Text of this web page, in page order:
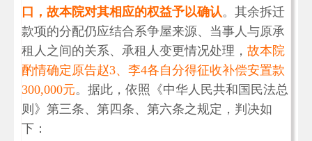
口，故本院对其相应的权益予以确认 。其余拆迁
款项的分配仍应结合系争屋来源、当事人与原承
租人之间的关系、承租人变更情况处理， 故本院
酌情确定原告赵3、李4各自分得征收补偿安置款
300,000元。据此，依照《中华人民共和国民法总
则》第三条、第四条、第六条之规定，判决如
下：